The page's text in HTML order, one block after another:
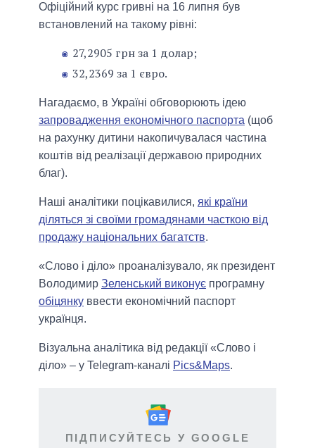
Офіційний курс гривні на 16 липня був
встановлений на такому рівні:
27,2905 грн за 1 долар;
32,2369 за 1 євро.
Нагадаємо, в Україні обговорюють ідею
запровадження економічного паспорта (щоб
на рахунку дитини накопичувалася частина
коштів від реалізації державою природних
благ).
Наші аналітики поцікавилися, які країни
діляться зі своїми громадянами часткою від
продажу національних багатств.
«Слово і діло» проаналізувало, як президент
Володимир Зеленський виконує програмну
обіцянку ввести економічний паспорт
українця.
Візуальна аналітика від редакції «Слово і
діло» – у Telegram-каналі Pics&Maps.
ПІДПИСУЙТЕСЬ У GOOGLE